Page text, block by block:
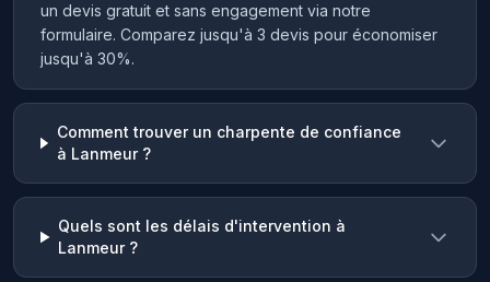
un devis gratuit et sans engagement via notre
formulaire. Comparez jusqu'à 3 devis pour économiser
jusqu'à 30%.
Comment trouver un charpente de confiance
à Lanmeur ?
Quels sont les délais d'intervention à
Lanmeur ?